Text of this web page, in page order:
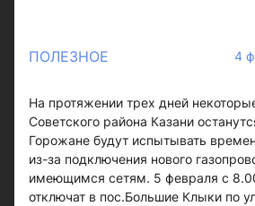
ПОЛЕЗНОЕ 4
На протяжении трех дней
Советского района Казани
Горожане будут испытывать
из-за подключения нового
имеющимся сетям. 5 февраля с
отключат в пос.Большие Клыки по